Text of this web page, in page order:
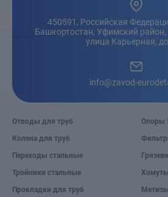
450591, Российская
Башкортостан, Уфимский район,
улица Карьерная,
info@zavod-
Отводы для труб
Колена для труб
Переходы стальные
Тройники стальные
Прокладки для труб
Опоры
Метизы